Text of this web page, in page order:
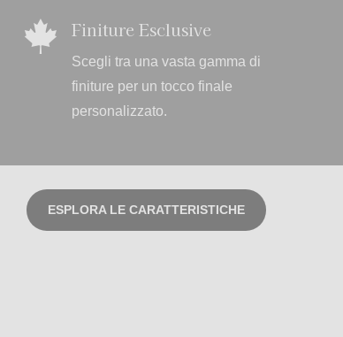
 Finiture Esclusive
Scegli tra una vasta gamma di
finiture per un tocco finale
personalizzato.
ESPLORA LE CARATTERISTICHE